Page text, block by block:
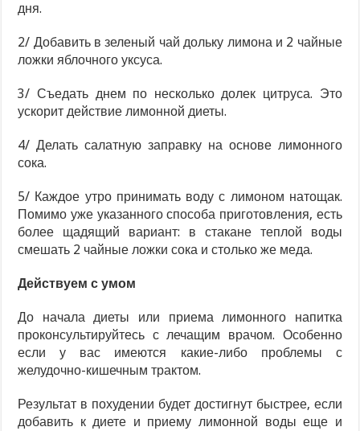
дня.
2/ Добавить в зеленый чай дольку лимона и 2 чайные
ложки яблочного уксуса.
3/ Съедать днем по несколько долек цитруса. Это
ускорит действие лимонной диеты.
4/ Делать салатную заправку на основе лимонного
сока.
5/ Каждое утро принимать воду с лимоном натощак.
Помимо уже указанного способа приготовления, есть
более щадящий вариант: в стакане теплой воды
смешать 2 чайные ложки сока и столько же меда.
Действуем с умом
До начала диеты или приема лимонного напитка
проконсультируйтесь с лечащим врачом. Особенно
если у вас имеются какие-либо проблемы с
желудочно-кишечным трактом.
Результат в похудении будет достигнут быстрее, если
добавить к диете и приему лимонной воды еще и